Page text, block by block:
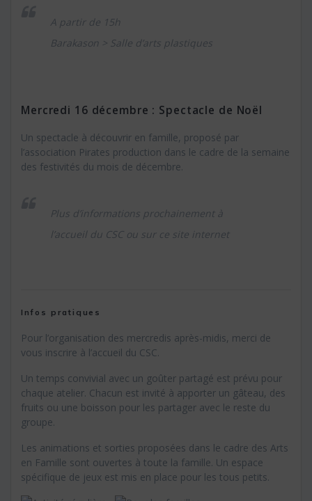
A partir de 15h
Barakason > Salle d’arts plastiques
Mercredi 16 décembre : Spectacle de Noël
Un spectacle à découvrir en famille, proposé par
l’association Pirates production dans le cadre de la semaine
des festivités du mois de décembre.
Plus d’informations prochainement à
l’accueil du CSC ou sur ce site internet
Infos pratiques
Pour l’organisation des mercredis après-midis, merci de
vous inscrire à l’accueil du CSC.
Un temps convivial avec un goûter partagé est prévu pour
chaque atelier. Chacun est invité à apporter un gâteau, des
fruits ou une boisson pour les partager avec le reste du
groupe.
Les animations et sorties proposées dans le cadre des Arts
en Famille sont ouvertes à toute la famille. Un espace
spécifique de jeux est mis en place pour les tous petits.